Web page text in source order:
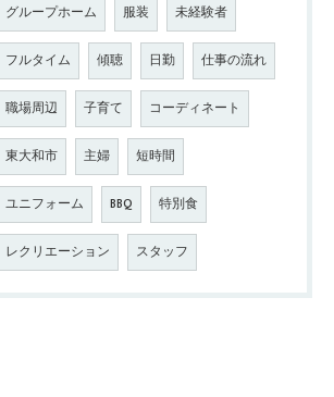
グループホーム 服装 未経験者
フルタイム 傾聴 日勤 仕事の流れ
職場周辺 子育て コーディネート
東大和市 主婦 短時間
ユニフォーム BBQ 特別食
レクリエーション スタッフ